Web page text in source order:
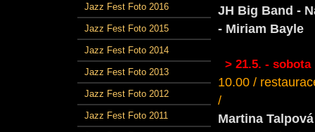
Jazz Fest Foto 2016
Jazz Fest Foto 2015
Jazz Fest Foto 2014
Jazz Fest Foto 2013
Jazz Fest Foto 2012
Jazz Fest Foto 2011
JH Big Band -
- Miriam Bayle
> 21.5. - sobota
10.00 /
/
Martina Talpová